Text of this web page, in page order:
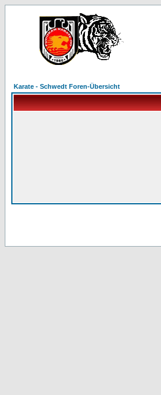
Karate - Schwedt Foren-Übersicht